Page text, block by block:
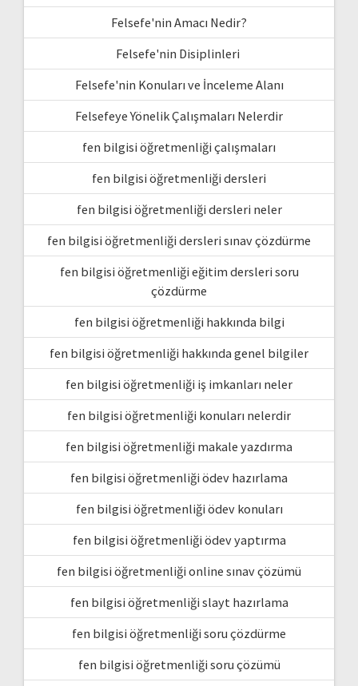
Felsefe'nin Amacı Nedir?
Felsefe'nin Disiplinleri
Felsefe'nin Konuları ve İnceleme Alanı
Felsefeye Yönelik Çalışmaları Nelerdir
fen bilgisi öğretmenliği çalışmaları
fen bilgisi öğretmenliği dersleri
fen bilgisi öğretmenliği dersleri neler
fen bilgisi öğretmenliği dersleri sınav çözdürme
fen bilgisi öğretmenliği eğitim dersleri soru
çözdürme
fen bilgisi öğretmenliği hakkında bilgi
fen bilgisi öğretmenliği hakkında genel bilgiler
fen bilgisi öğretmenliği iş imkanları neler
fen bilgisi öğretmenliği konuları nelerdir
fen bilgisi öğretmenliği makale yazdırma
fen bilgisi öğretmenliği ödev hazırlama
fen bilgisi öğretmenliği ödev konuları
fen bilgisi öğretmenliği ödev yaptırma
fen bilgisi öğretmenliği online sınav çözümü
fen bilgisi öğretmenliği slayt hazırlama
fen bilgisi öğretmenliği soru çözdürme
fen bilgisi öğretmenliği soru çözümü